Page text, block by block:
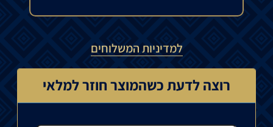
למדיניות המשלוחים
רוצה לדעת כשהמוצר חוזר למלאי